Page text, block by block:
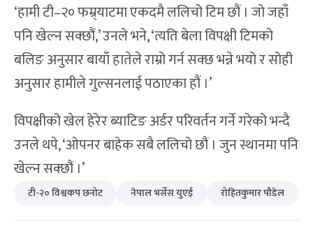
‘हामी टी–२० फम्र्याटमा एकदमै ललिचो टिम छौं । जो जहाँ
पनि खेल्न सक्छौं,’ उनले भने, ‘त्यति बेला विपक्षी टिमको
बलिङ अनुसार बायाँ हातेले राम्रो गर्न सक्छ भन्ने भयो र सोही
अनुसार हामीले गुल्सनलाई पठाएका हौं ।’
विपक्षीको खेल हेरेर ब्याटिङ अर्डर परिवर्तन गर्ने गरेको भन्दै
उनले थपे, ‘ओपनर बाहेक सबै ललिचो छौं । जुन स्थानमा पनि
खेल्न सक्छौं ।’
टी-२० विश्वकप छनोट नेपाल भर्सेस युएई रोहितकुमार पौडेल